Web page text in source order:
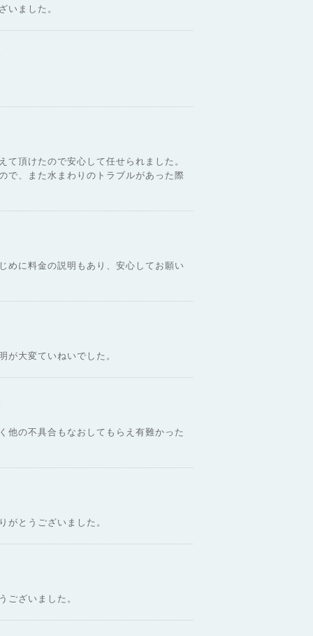
いました。
頂けたので安心して任せられました。
で、また水まわりのトラブルがあった際
めに料金の説明もあり、安心してお願い
が大変ていねいでした。
他の不具合もなおしてもらえ有難かった
がとうございました。
ございました。